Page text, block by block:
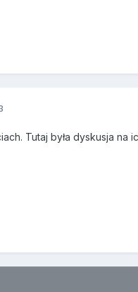
Tutaj była dyskusja